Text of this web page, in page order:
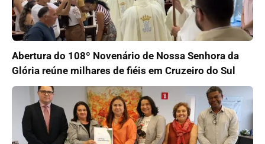
Abertura do 108º Novenário de Nossa Senhora da
Glória reúne milhares de fiéis em Cruzeiro do Sul